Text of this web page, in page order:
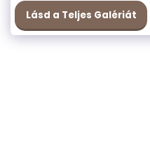
Lásd a Teljes Galériát